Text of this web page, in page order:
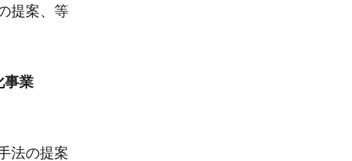
提案、等
事業
法の提案